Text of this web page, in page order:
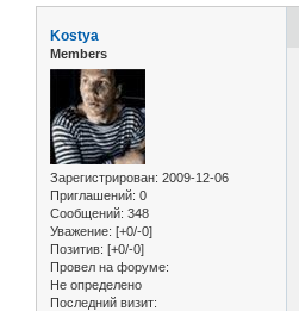
Kostya
Members
Зарегистрирован: 2009-12-06
Приглашений: 0
Сообщений: 348
Уважение: [+0/-0]
Позитив: [+0/-0]
Провел на форуме:
Не определено
Последний визит: